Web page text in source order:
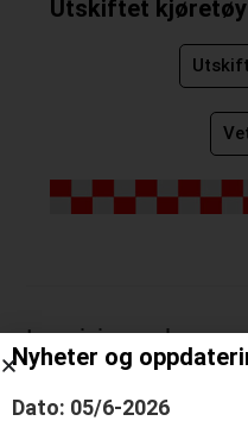
Utskiftet
Legg igjen en
Nyheter og
Dato: 05/6-2026